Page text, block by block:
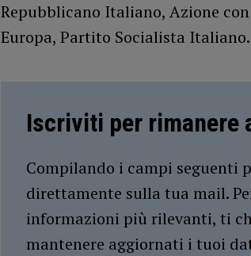
Repubblicano Italiano, Azione
Europa, Partito Socialista Italiano.
Iscriviti per rimanere
Compilando i campi seguenti
direttamente sulla tua mail.
informazioni più rilevanti, ti
mantenere aggiornati i tuoi